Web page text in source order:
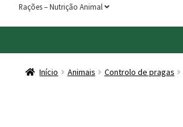
Rações – Nutrição Animal
Início Animais Controlo de pragas